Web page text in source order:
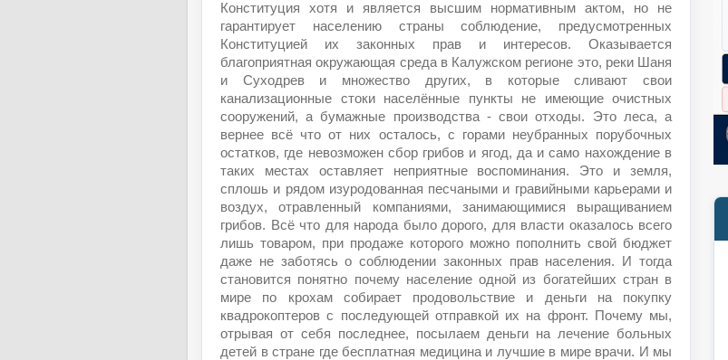
Конституция хотя и является высшим нормативным актом, но не
гарантирует населению страны соблюдение, предусмотренных
Конституцией их законных прав и интересов. Оказывается
благоприятная окружающая среда в Калужском регионе это, реки Шаня
и Суходрев и множество других, в которые сливают свои
канализационные стоки населённые пункты не имеющие очистных
сооружений, а бумажные производства - свои отходы. Это леса, а
вернее всё что от них осталось, с горами неубранных порубочных
остатков, где невозможен сбор грибов и ягод, да и само нахождение в
таких местах оставляет неприятные воспоминания. Это и земля,
сплошь и рядом изуродованная песчаными и гравийными карьерами и
воздух, отравленный компаниями, занимающимися выращиванием
грибов. Всё что для народа было дорого, для власти оказалось всего
лишь товаром, при продаже которого можно пополнить свой бюджет
даже не заботясь о соблюдении законных прав населения. И тогда
становится понятно почему население одной из богатейших стран в
мире по крохам собирает продовольствие и деньги на покупку
квадрокоптеров с последующей отправкой их на фронт. Почему мы,
отрывая от себя последнее, посылаем деньги на лечение больных
детей в стране где бесплатная медицина и лучшие в мире врачи. И мы